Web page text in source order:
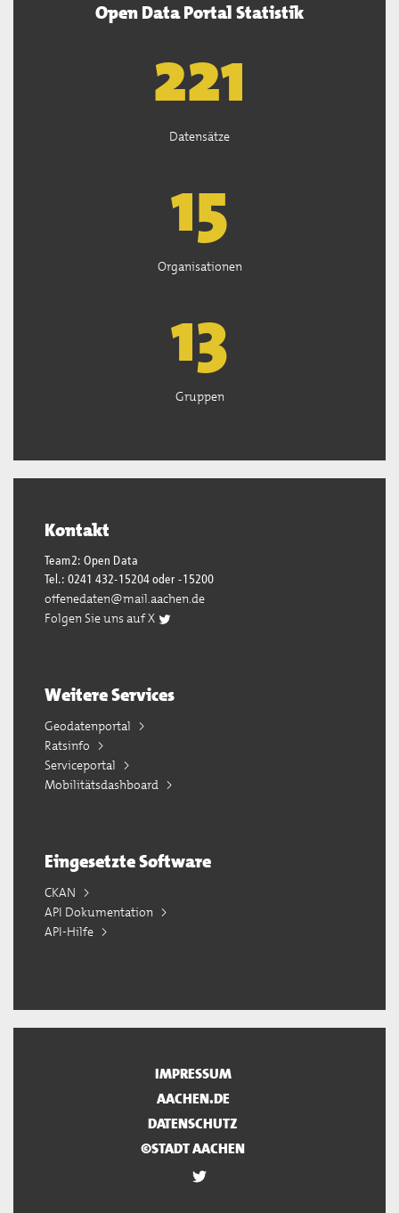
Open Data Portal Statistik
222
Datensätze
15
Organisationen
13
Gruppen
Kontakt
Team2: Open Data
Tel.: 0241 432-15204 oder -15200
offenedaten@mail.aachen.de
Folgen Sie uns auf X
Weitere Services
Geodatenportal
Ratsinfo
Serviceportal
Mobilitätsdashboard
Eingesetzte Software
CKAN
API Dokumentation
API-Hilfe
IMPRESSUM
AACHEN.DE
DATENSCHUTZ
©STADT AACHEN